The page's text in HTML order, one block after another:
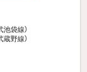
池袋線）
蔵野線）